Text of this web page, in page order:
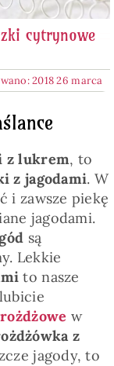
cytrynowe
2018 26 marca
z lukrem, to
z jagodami. W
i zawsze piekę
jagodami.
są
Lekkie
to nasze
w
z
jagody, to